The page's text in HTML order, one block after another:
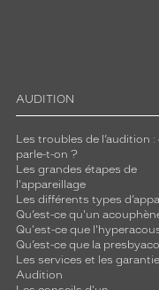
AUDITION
Les troubles de l’audition :
parle-t-on ?
Les grandes étapes de
l'appareillage
Les différents types
Qu’est-ce qu'un
Qu'est-ce que
Qu’est-ce que la
Les services et les
Audition